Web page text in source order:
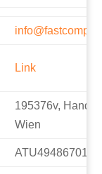
info@fastcomp.at
Link
195376v,
Wien
ATU49486701